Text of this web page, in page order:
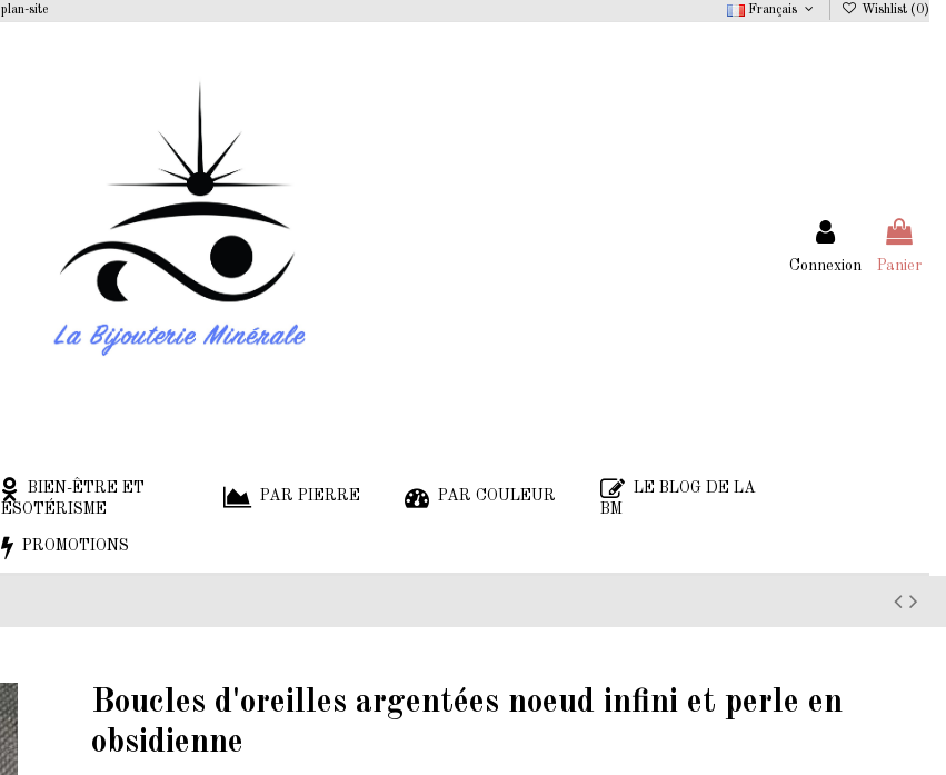
plan-site Français Wishlist (0)
Connexion Panier
BIEN-ÊTRE ET
ESOTÉRISME
PAR PIERRE PAR COULEUR
LE BLOG DE LA
BM
PROMOTIONS
Boucles d'oreilles argentées noeud infini et perle en
obsidienne